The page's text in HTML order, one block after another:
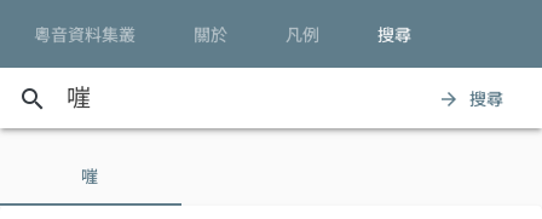
粵音資料集叢 關於 凡例 搜尋
search arrow_forward 搜尋
嘊